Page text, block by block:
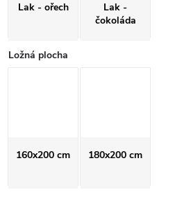
Lak - ořech
Lak -
čokoláda
Ložná plocha
160x200 cm 180x200 cm